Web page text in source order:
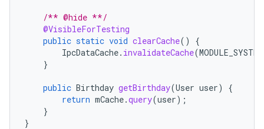
/** @hide **/
@VisibleForTesting
public static void clearCache()
{
IpcDataCache. invalidateCache(MODULE_SYSTEM
}
public Birthday getBirthday(User user)
{
return mCache.query(user);
}
}